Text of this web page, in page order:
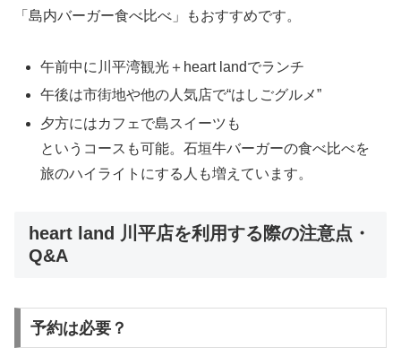
「島内バーガー食べ比べ」もおすすめです。
午前中に川平湾観光＋heart landでランチ
午後は市街地や他の人気店で“はしごグルメ”
夕方にはカフェで島スイーツも
というコースも可能。石垣牛バーガーの食べ比べを
旅のハイライトにする人も増えています。
heart land 川平店を利用する際の注意点・
Q&A
予約は必要？